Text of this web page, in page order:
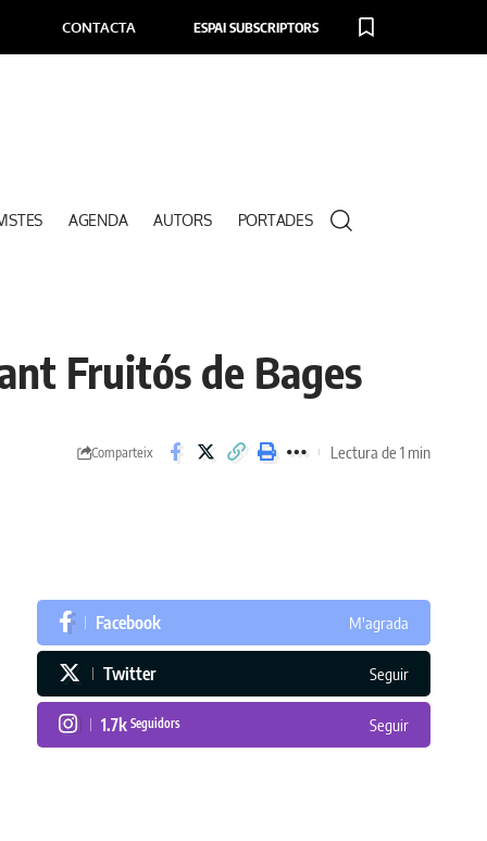
CONTACTA ESPAI SUBSCRIPTORS
AGENDA AUTORS PORTADES
Fruitós de Bages
Comparteix Lectura de 1 min
Facebook M'agrada
Twitter Seguir
1.7k Seguidors Seguir